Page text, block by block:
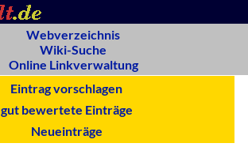
Webverzeichnis
Wiki-Suche
Online Linkverwaltung
Eintrag vorschlagen
gut bewertete Einträge
Neueinträge